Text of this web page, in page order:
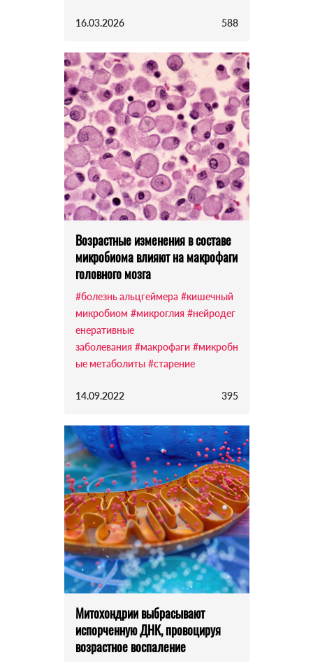
16.03.2026 588
Возрастные изменения в составе
микробиома влияют на макрофаги
головного мозга
#болезнь альцгеймера #кишечный
микробиом #микроглия #нейродег
енеративные
заболевания #макрофаги #микробн
ые метаболиты #старение
14.09.2022 395
Митохондрии выбрасывают
испорченную ДНК, провоцируя
возрастное воспаление